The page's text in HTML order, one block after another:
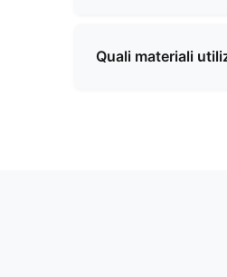
resistenti
Quali materiali